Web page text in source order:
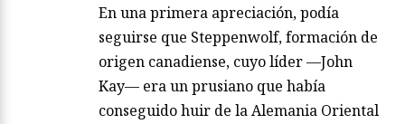
En una primera apreciación, podía
seguirse que Steppenwolf, formación de
origen canadiense, cuyo líder —John
Kay— era un prusiano que había
conseguido huir de la Alemania Oriental